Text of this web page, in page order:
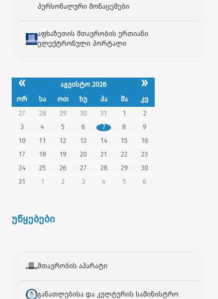
პერსონალური მონაცემები
აფხაზეთის მთავრობის ერთიანი
ელექტრონული პორტალი
« აგვისტო 2026 »
ორ სა ოთ ხუ პა შა
კვ
27
28 29 30 31 1
2
3
4 5 6 7 8
9
10
11 12 13 14 15
16
17
18 19 20 21 22
23
24
25 26 27 28 29
30
31
1 2 3 4 5 6
უწყებები
მთავრობის აპარატი
განათლებისა და კულტურის სამინისტრო